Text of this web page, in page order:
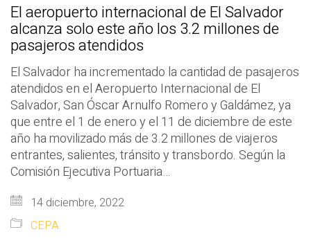
El aeropuerto internacional de El Salvador
alcanza solo este año los 3.2 millones de
pasajeros atendidos
El Salvador ha incrementado la cantidad de pasajeros
atendidos en el Aeropuerto Internacional de El
Salvador, San Óscar Arnulfo Romero y Galdámez, ya
que entre el 1 de enero y el 11 de diciembre de este
año ha movilizado más de 3.2 millones de viajeros
entrantes, salientes, tránsito y transbordo. Según la
Comisión Ejecutiva Portuaria…
14 diciembre, 2022
CEPA